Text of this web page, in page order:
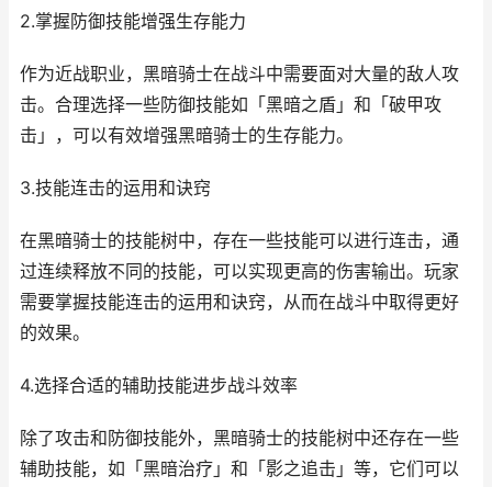
2.掌握防御技能增强生存能力
作为近战职业，黑暗骑士在战斗中需要面对大量的敌人攻
击。合理选择一些防御技能如「黑暗之盾」和「破甲攻
击」，可以有效增强黑暗骑士的生存能力。
3.技能连击的运用和诀窍
在黑暗骑士的技能树中，存在一些技能可以进行连击，通
过连续释放不同的技能，可以实现更高的伤害输出。玩家
需要掌握技能连击的运用和诀窍，从而在战斗中取得更好
的效果。
4.选择合适的辅助技能进步战斗效率
除了攻击和防御技能外，黑暗骑士的技能树中还存在一些
辅助技能，如「黑暗治疗」和「影之追击」等，它们可以